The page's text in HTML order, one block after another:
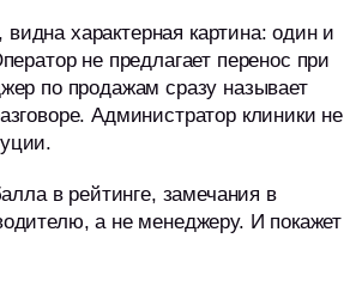
видна характерная картина: один и
не предлагает перенос при
по продажам сразу называет
Администратор клиники не
в рейтинге, замечания в
а не менеджеру. И покажет